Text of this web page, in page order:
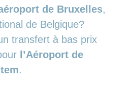
de Bruxelles,
de Belgique?
transfert à bas prix
l’Aéroport de
.